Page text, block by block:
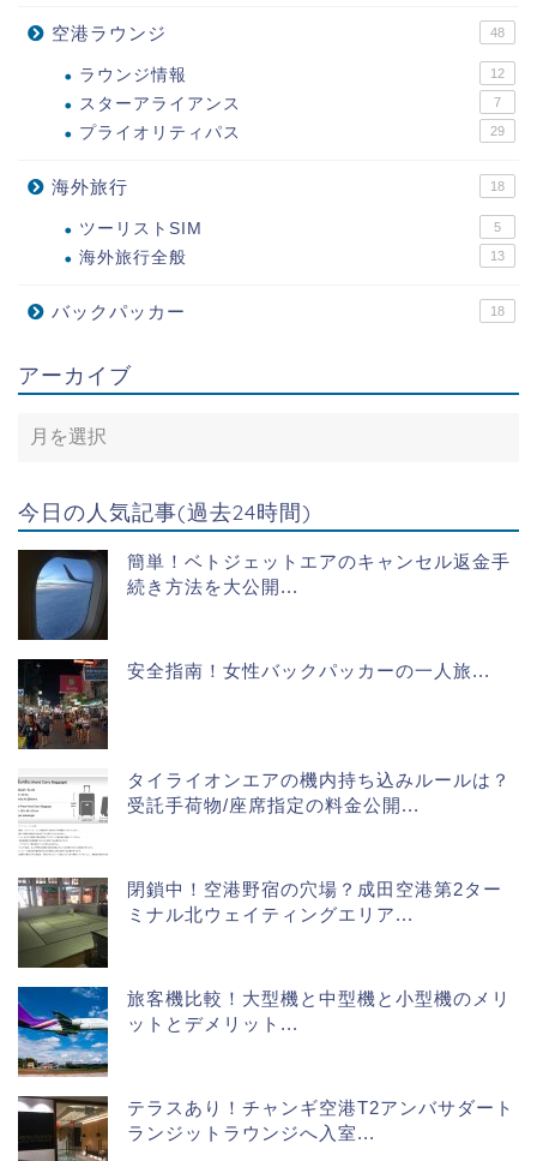
空港ラウンジ 48
ラウンジ情報 12
スターアライアンス 7
プライオリティパス 29
海外旅行 18
ツーリストSIM 5
海外旅行全般 13
バックパッカー 18
アーカイブ
今日の人気記事(過去24時間)
簡単！ベトジェットエアのキャンセル返金手
続き方法を大公開...
安全指南！女性バックパッカーの一人旅...
タイライオンエアの機内持ち込みルールは？
受託手荷物/座席指定の料金公開...
閉鎖中！空港野宿の穴場？成田空港第2ター
ミナル北ウェイティングエリア...
旅客機比較！大型機と中型機と小型機のメリ
ットとデメリット...
テラスあり！チャンギ空港T2アンバサダート
ランジットラウンジへ入室...